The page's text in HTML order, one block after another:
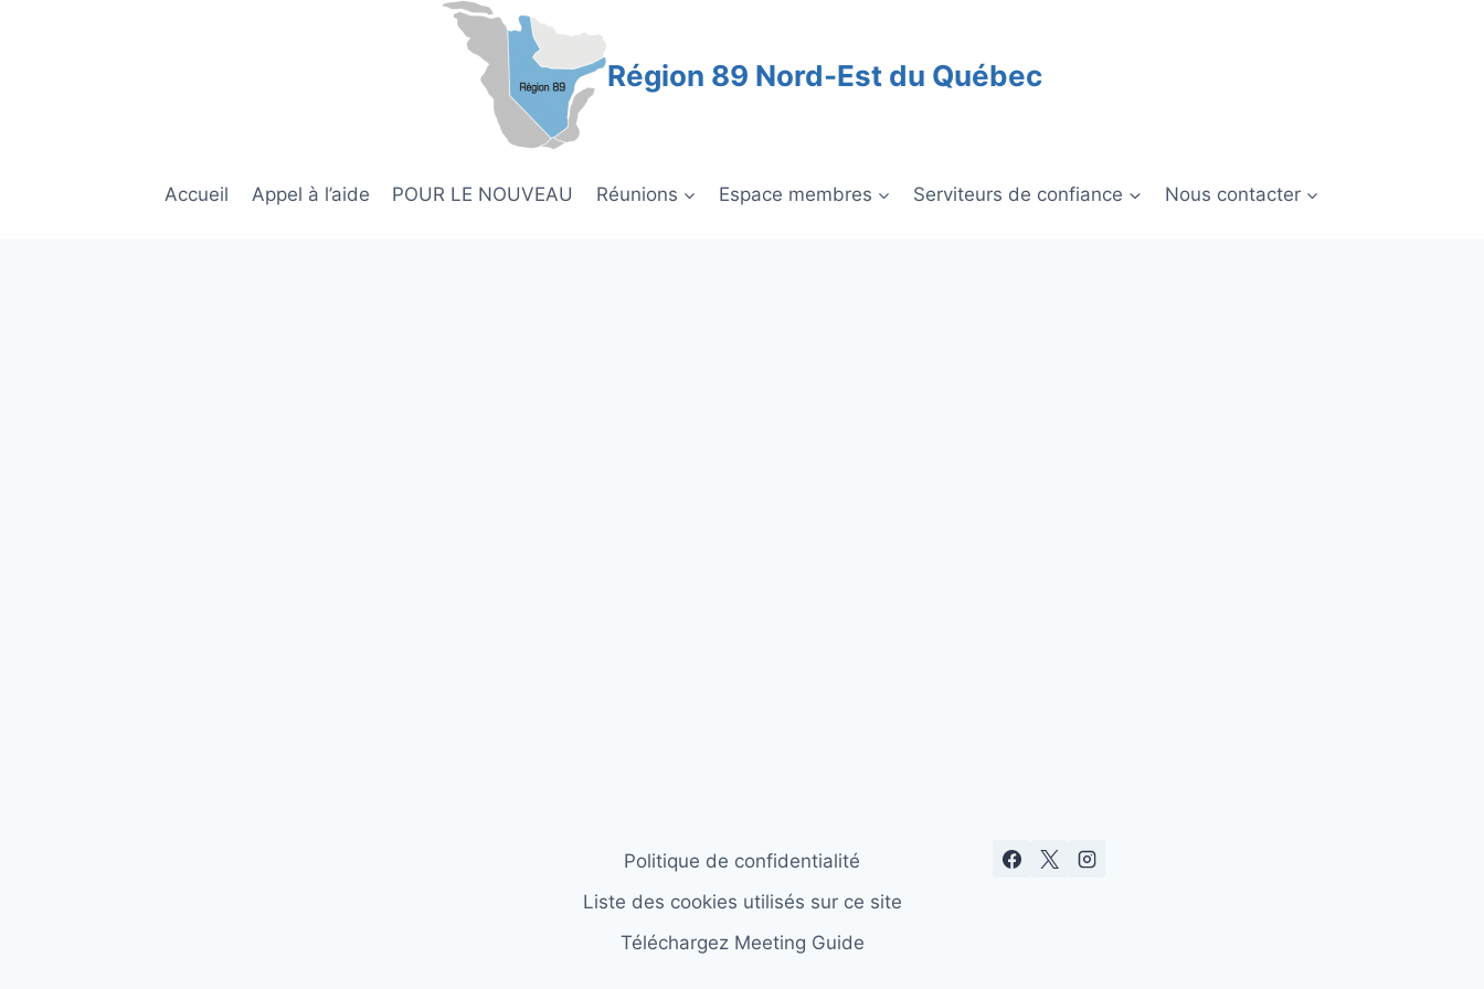
Région 89 Nord-Est du Québec
Accueil Appel à l’aide POUR LE NOUVEAU Réunions Espace membres Serviteurs de confiance Nous contacter
Politique de confidentialité
Liste des cookies utilisés sur ce site
Téléchargez Meeting Guide